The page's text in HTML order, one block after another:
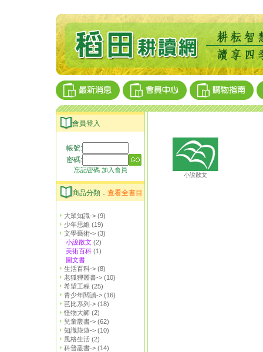
會員登入
帳號:
密碼:
忘記密碼 加入會員
商品分類． 查看全書目
大眾知識-> (9)
少年思維 (19)
文學藝術-> (3)
小說散文 (2)
美術百科 (1)
圖文書
生活百科-> (8)
老狐狸叢書-> (10)
希望工程 (25)
青少年閱讀-> (16)
芭比系列-> (18)
怪物大師 (2)
兒童叢書-> (62)
知識旅遊-> (10)
風格生活 (2)
科普叢書-> (14)
小說散文